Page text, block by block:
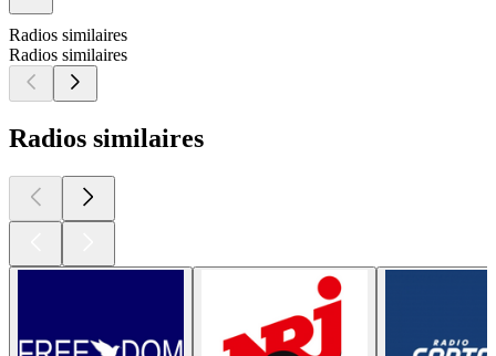
Radios similaires
Radios similaires
Radios similaires